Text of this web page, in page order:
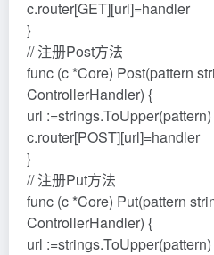
c.router[GET][url]=handler
}
// 注册Post方法
func (c *Core) Post(pattern
ControllerHandler) {
url
c.router[POST][url]=handler
}
// 注册Put方法
func (c *Core) Put(pattern
ControllerHandler) {
url :=strings.ToUpper(pattern)